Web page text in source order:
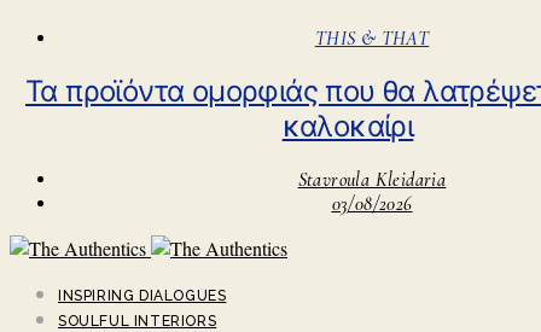
THIS & THAT
Τα προϊόντα ομορφιάς που θα
καλοκαίρι
Stavroula Kleidaria
03/08/2026
INSPIRING DIALOGUES
SOULFUL INTERIORS